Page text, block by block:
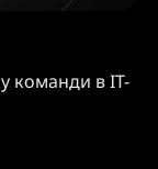
команди в IT-